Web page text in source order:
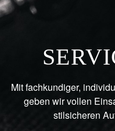
Mit fachkundiger,
geben wir vollen
stilsicheren